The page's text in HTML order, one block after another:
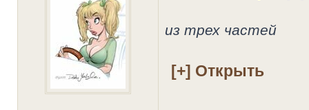
из трех частей